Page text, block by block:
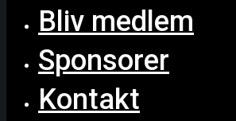
Bliv medlem
Sponsorer
Kontakt